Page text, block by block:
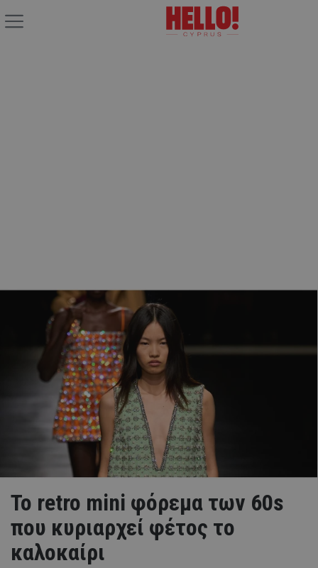
Το retro mini φόρεμα των 60s
που κυριαρχεί φέτος το
καλοκαίρι